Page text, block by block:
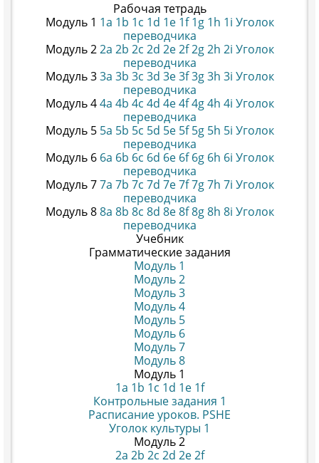
Рабочая тетрадь
Модуль 1 1a 1b 1c 1d 1e1f1g1h 1i Уголок
переводчика
Модуль 22a 2b 2c 2d 2e2f2g2h 2i Уголок
переводчика
Модуль 33a 3b 3c 3d 3e3f3g3h 3i Уголок
переводчика
Модуль 44a 4b 4c 4d 4e4f4g4h 4i Уголок
переводчика
Модуль 55a 5b 5c 5d 5e5f5g5h 5i Уголок
переводчика
Модуль 66a 6b 6c 6d 6e6f6g6h 6i Уголок
переводчика
Модуль 77a 7b 7c 7d 7e7f7g7h 7i Уголок
переводчика
Модуль 88a 8b 8c 8d 8e8f8g8h 8i Уголок
переводчика
Учебник
Грамматические задания
Модуль 1
Модуль 2
Модуль 3
Модуль 4
Модуль 5
Модуль 6
Модуль 7
Модуль 8
Модуль 1
1a 1b 1c 1d 1e1f
Контрольные задания 1
Расписание уроков. PSHE
Уголок культуры 1
Модуль 2
2a 2b 2c 2d 2e2f